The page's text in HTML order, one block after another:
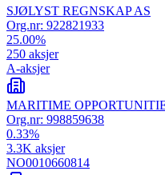
SJØLYST REGNSKAP AS
Org.nr: 922821933
25.00%
250 aksjer
A-aksjer
MARITIME
Org.nr: 998859638
0.33%
3.3K aksjer
NO0010660814